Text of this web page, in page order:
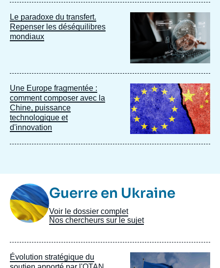
Le paradoxe du transfert.
Repenser les déséquilibres
mondiaux
Image
principale
Une Europe fragmentée :
comment composer avec la
Chine, puissance
technologique et
d'innovation
Image
principale
Image
TaxonomieGuerre en Ukraine
Voir le dossier complet
Nos chercheurs sur le sujet
Évolution stratégique du
Image
principale